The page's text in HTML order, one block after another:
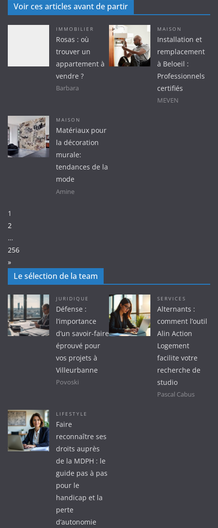
Voir ces articles avant de partir
IMMOBILIER
Rosas : où
trouver un
appartement à
vendre ?
Barbara
MAISON
Installation et
remplacement
à Beloeil :
Professionnels
certifiés
MEVEN
MAISON
Matériaux pour
la décoration
murale:
tendances de la
mode
Amine
Page:
1
2
…
256
Next
»
Le sélection de la team
JURIDIQUE
Défense :
l’importance
d’un savoir-faire
éprouvé pour
vos projets à
Villeurbanne
Povoski
SERVICES
Alternants :
comment l’outil
Alin Action
Logement
facilite votre
recherche de
studio
Pascal Cabus
LIFESTYLE
Faire
reconnaître ses
droits auprès
de la MDPH : le
guide pas à pas
pour le
handicap et la
perte
d’autonomie